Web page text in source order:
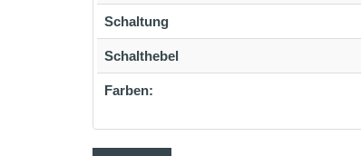
Schaltung
Schalthebel
Farben: